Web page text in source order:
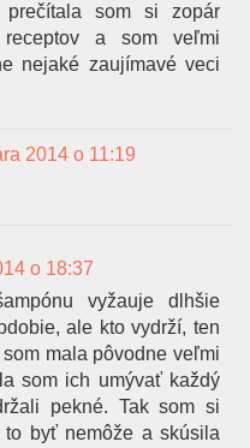
prečítala som si zopár
a som veľmi
nejaké zaujímavé veci
2014 o 11:19
o 18:37
vyžauje dlhšie
ale kto vydrží, ten
mala pôvodne veľmi
som ich umývať každý
pekné. Tak som si
to byť nemôže a skúsila